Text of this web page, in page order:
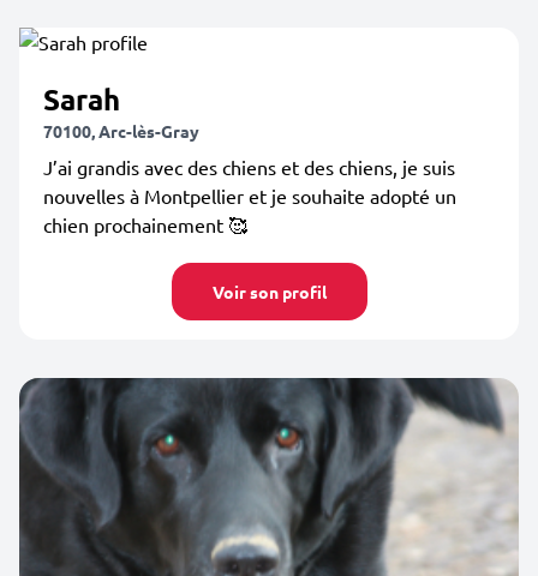
Sarah
70100, Arc-lès-Gray
J’ai grandis avec des chiens et des chiens, je suis
nouvelles à Montpellier et je souhaite adopté un
chien prochainement 🥰
Voir son profil